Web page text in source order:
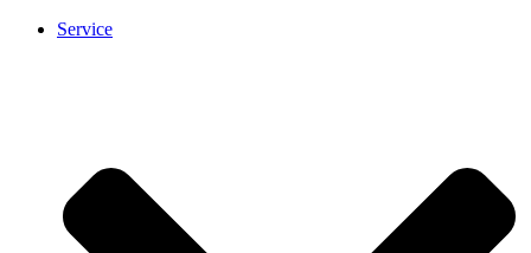
Service